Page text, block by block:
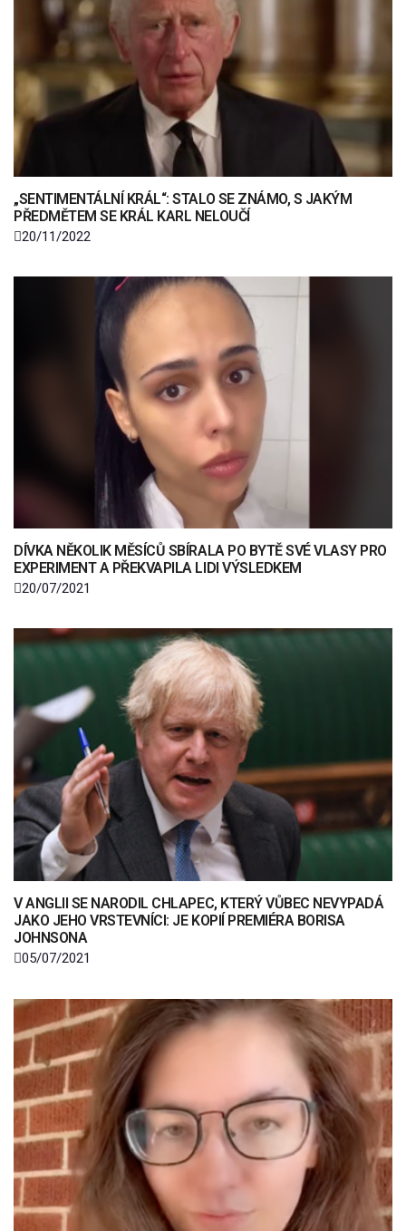
„SENTIMENTÁLNÍ KRÁL“: STALO SE ZNÁMO, S JAKÝM
PŘEDMĚTEM SE KRÁL KARL NELOUČÍ
20/11/2022
DÍVKA NĚKOLIK MĚSÍCŮ SBÍRALA PO BYTĚ SVÉ VLASY PRO
EXPERIMENT A PŘEKVAPILA LIDI VÝSLEDKEM
20/07/2021
V ANGLII SE NARODIL CHLAPEC, KTERÝ VŮBEC NEVYPADÁ
JAKO JEHO VRSTEVNÍCI: JE KOPIÍ PREMIÉRA BORISA
JOHNSONA
05/07/2021